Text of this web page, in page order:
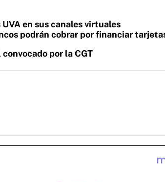
en sus canales virtuales
podrán cobrar por financiar
por la CGT